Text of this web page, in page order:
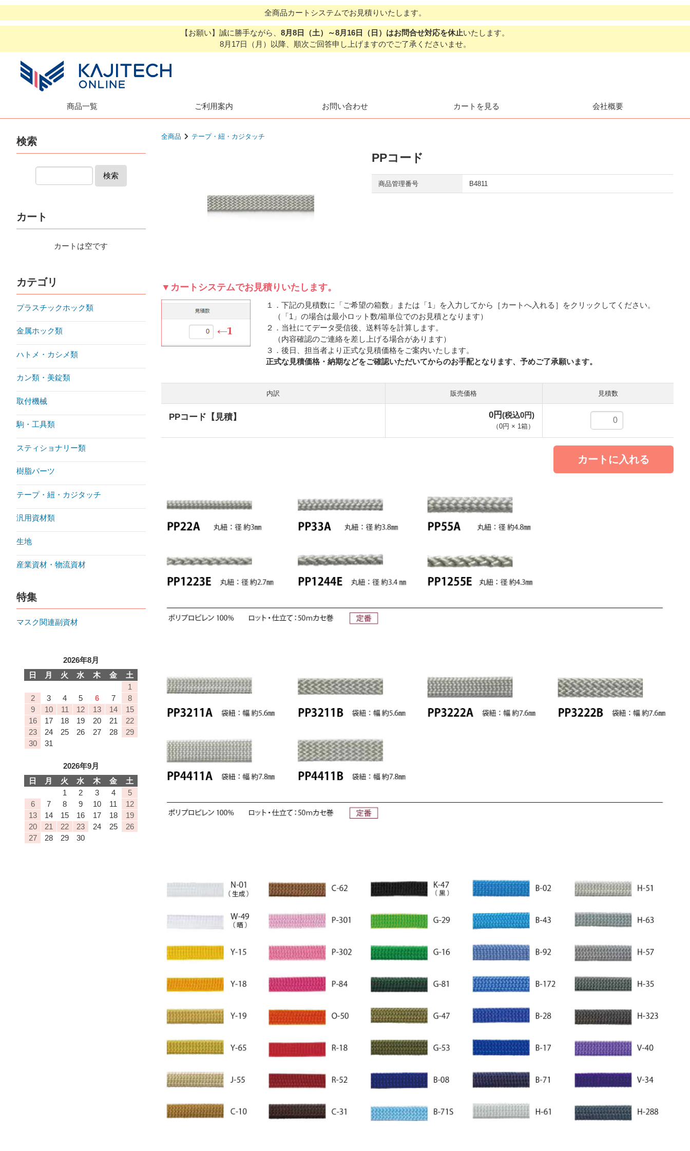
全商品カートシステムでお見積りいたします。
【お願い】誠に勝手ながら、 8月8日（土）～8月16日（日）はお問合せ対応を休止いたします。
8月17日（月）以降、順次ご回答申し上げますのでご了承くださいませ。
商品一覧 ご利用案内 お問い合わせ カートを見る 会社概要
全商品 テープ・紐・カジタッチ
PPコード
商品管理番号 B4811
▼カートシステムでお見積りいたします。
１．下記の見積数に「ご希望の箱数」または「1」を入力してから［カートへ入れる］をクリックしてください。
（「1」の場合は最小ロット数/箱単位でのお見積となります）
２．当社にてデータ受信後、送料等を計算します。
（内容確認のご連絡を差し上げる場合があります）
３．後日、担当者より正式な見積価格をご案内いたします。
正式な見積価格・納期などをご確認いただいてからのお手配となります、予めご了承願います。
内訳 販売価格 注文数
PPコード【見積】 0円(税込0円)
（0円 × 1箱）
カートに入れる
検索
検索
カート
カートは空です
カテゴリ
プラスチックホック類
金属ホック類
ハトメ・カシメ類
カン類・美錠類
取付機械
駒・工具類
スティショナリー類
樹脂パーツ
テープ・紐・カジタッチ
汎用資材類
生地
産業資材・物流資材
特集
マスク関連副資材
2026年8月
日
月 火 水 木 金
土
1
2
3 4 5 6 7
8
9
10 11 12 13 14
15
16
17 18 19 20 21
22
23
24 25 26 27 28
29
30
31
2026年9月
日
月 火 水 木 金
土
1
2 3 4
5
6
7 8 9 10 11
12
13
14 15 16 17 18
19
20
21 22 23 24 25
26
27
28 29 30